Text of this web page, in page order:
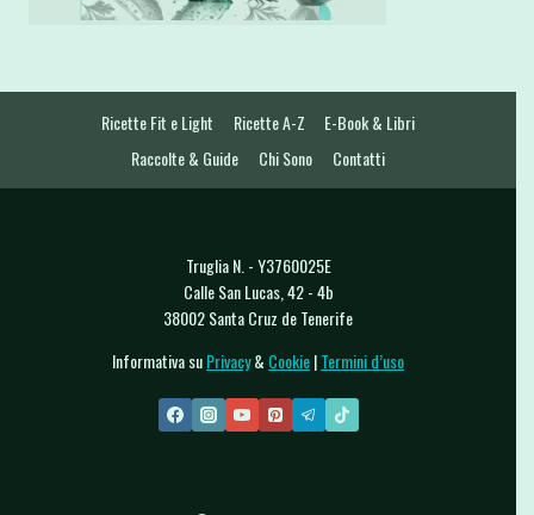
Ricette Fit e Light Ricette A-Z
E-Book & Libri
Raccolte & Guide
Chi Sono Contatti
Truglia N. - Y3760025E
Calle San Lucas, 42 - 4b
38002 Santa Cruz de Tenerife
Informativa suPrivacy& Cookie|Termini d’uso